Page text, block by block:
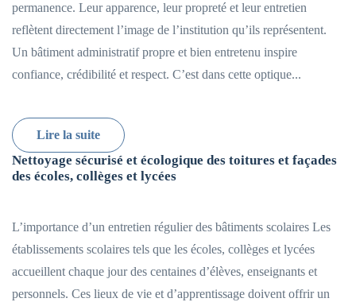
permanence. Leur apparence, leur propreté et leur entretien
reflètent directement l’image de l’institution qu’ils représentent.
Un bâtiment administratif propre et bien entretenu inspire
confiance, crédibilité et respect. C’est dans cette optique...
Lire la suite
Nettoyage sécurisé et écologique des toitures et façades
des écoles, collèges et lycées
L’importance d’un entretien régulier des bâtiments scolaires Les
établissements scolaires tels que les écoles, collèges et lycées
accueillent chaque jour des centaines d’élèves, enseignants et
personnels. Ces lieux de vie et d’apprentissage doivent offrir un